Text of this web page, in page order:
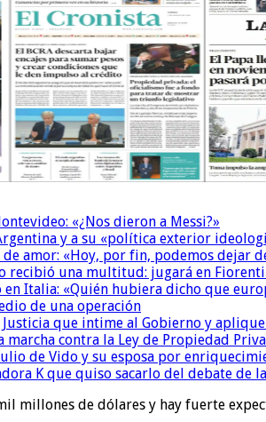
«¿Nos dieron a Messi?»
y a su «política exterior
amor: «Hoy, por fin, podemos dejar
recibió una multitud: jugará en
Italia: «Quién hubiera dicho que
de una operación
que intime al Gobierno y
contra la Ley de Propiedad
de Vido y su esposa por
K que quiso sacarlo del debate
millones de dólares y hay fuerte